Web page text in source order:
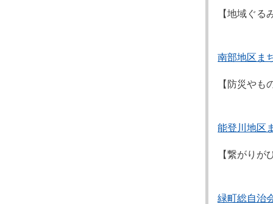
【地域ぐる
南部地区ま
【防災や
能登川地区
【繋がりが
緑町総自治